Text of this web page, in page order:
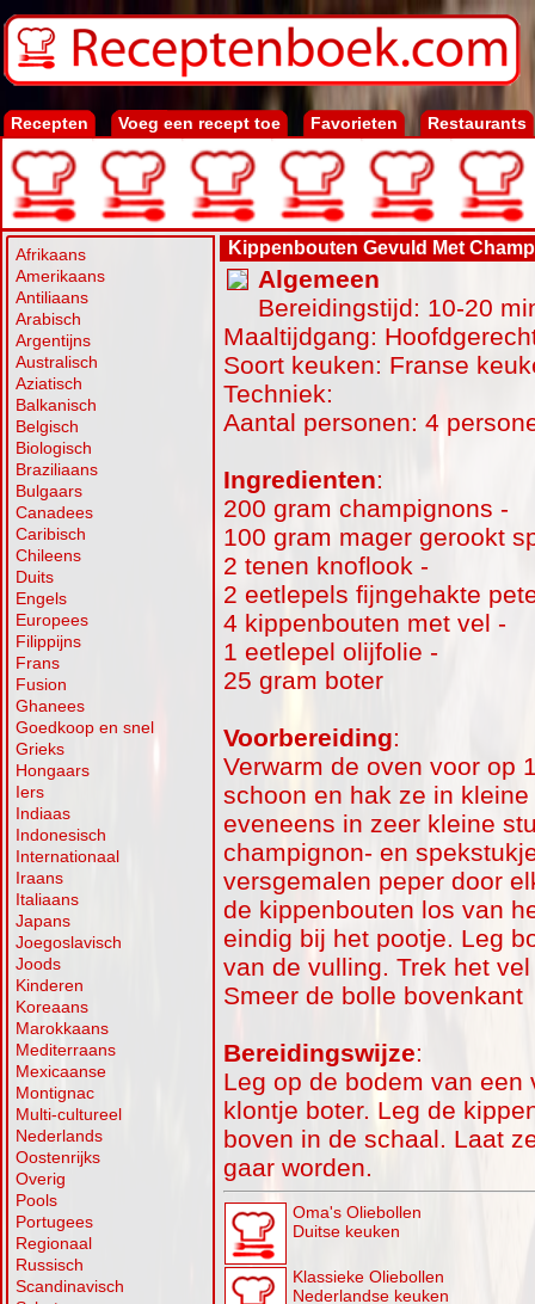
Recepten Voeg een recept toe Favorieten Restaurants
Afrikaans
Amerikaans
Antiliaans
Arabisch
Argentijns
Australisch
Aziatisch
Balkanisch
Belgisch
Biologisch
Braziliaans
Bulgaars
Canadees
Caribisch
Chileens
Duits
Engels
Europees
Filippijns
Frans
Fusion
Ghanees
Goedkoop en snel
Grieks
Hongaars
Iers
Indiaas
Indonesisch
Internationaal
Iraans
Italiaans
Japans
Joegoslavisch
Joods
Kinderen
Koreaans
Marokkaans
Mediterraans
Mexicaanse
Montignac
Multi-cultureel
Nederlands
Oostenrijks
Overig
Pools
Portugees
Regionaal
Russisch
Scandinavisch
Kippenbouten Gevuld Met
Algemeen
Bereidingstijd: 10-20
Maaltijdgang:
Soort keuken: Franse
Techniek:
Aantal personen: 4
Ingredienten:
200 gram champignons -
100 gram mager gerookt
2 tenen knoflook -
2 eetlepels fijngehakte
4 kippenbouten met vel -
1 eetlepel olijfolie -
25 gram boter
Voorbereiding:
Verwarm de oven voor op
schoon en hak ze in
eveneens in zeer kleine
champignon- en
versgemalen peper door
de kippenbouten los van
eindig bij het pootje. Leg
van de vulling. Trek het
Smeer de bolle bovenkant
Bereidingswijze:
Leg op de bodem van
klontje boter. Leg de
boven in de schaal. Laat
gaar worden.
Oma's Oliebollen
Duitse keuken
Klassieke Oliebollen
Nederlandse keuken